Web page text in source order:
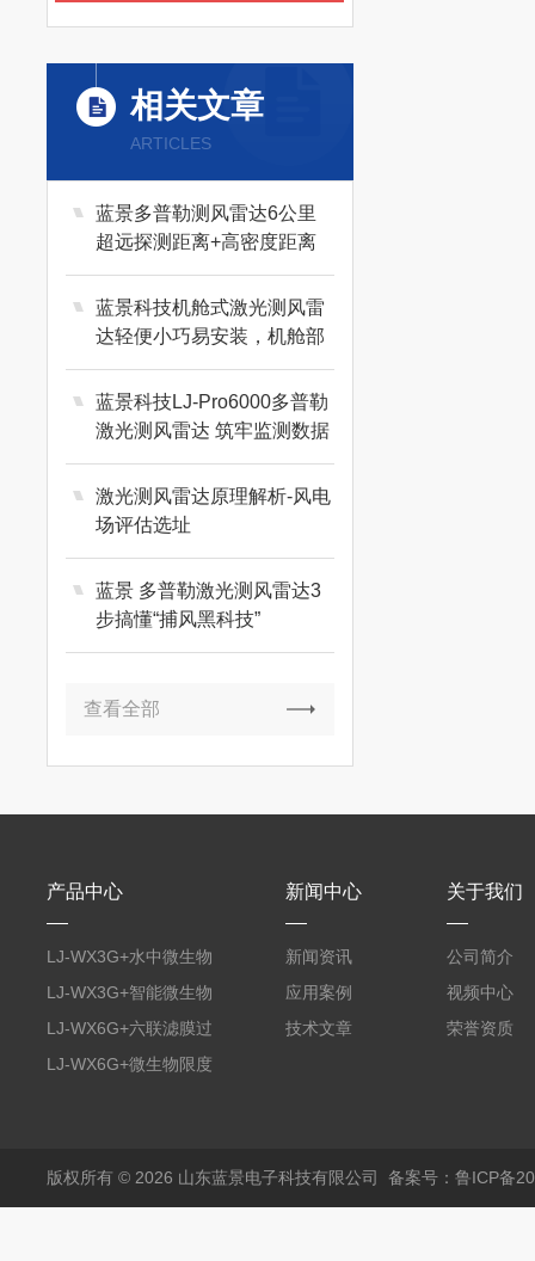
相关文章
ARTICLES
蓝景多普勒测风雷达6公里
超远探测距离+高密度距离
门，全域纵深监测
蓝景科技机舱式激光测风雷
达轻便小巧易安装，机舱部
署零-负-担
蓝景科技LJ-Pro6000多普勒
激光测风雷达 筑牢监测数据
可靠根基
激光测风雷达原理解析-风电
场评估选址
蓝景 多普勒激光测风雷达3
步搞懂“捕风黑科技”
查看全部
产品中心
LJ-WX3G+水中微生物
膜过滤装置
LJ-WX3G+智能微生物
限度仪
LJ-WX6G+六联滤膜过
滤器
LJ-WX6G+微生物限度
新闻中心
新闻资讯
应用案例
技术文章
关于我们
公司简介
视频中心
荣誉资质
版权所有 © 2026 山东蓝景电子科技有限公司 备案号：鲁ICP备